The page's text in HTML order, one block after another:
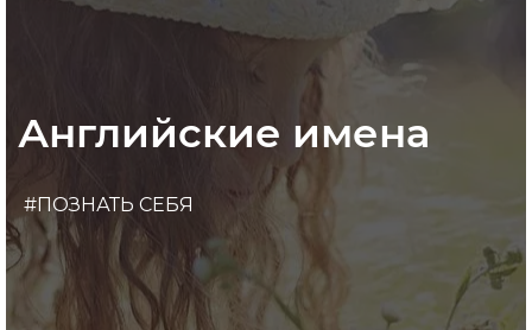
Английские имена
#ПОЗНАТЬ СЕБЯ